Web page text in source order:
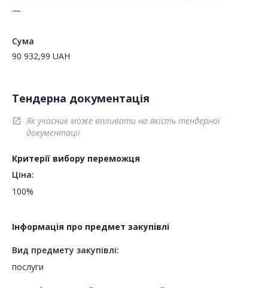
—
Сума
90 932,99 UAH
Тендерна документація
open_in_new
Як учасник може впливати на якість тендерної
документації
Критерії вибору переможця
Ціна:
100%
Інформація про предмет закупівлі
Вид предмету закупівлі:
послуги